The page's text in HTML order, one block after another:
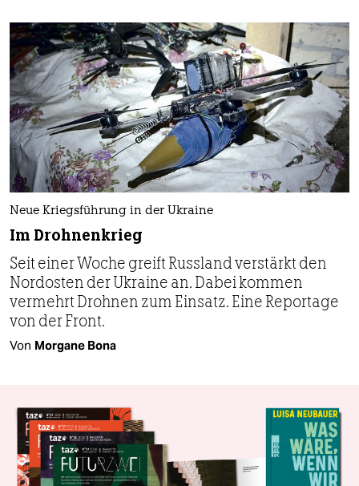
Neue Kriegsführung in der Ukraine
Im Drohnenkrieg
Seit einer Woche greift Russland verstärkt den
Nordosten der Ukraine an. Dabei kommen
vermehrt Drohnen zum Einsatz. Eine Reportage
von der Front.
Von Morgane Bona